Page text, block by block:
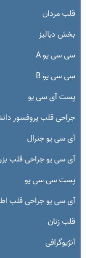
قلب مردان
بخش دیالیز
سی سی یو A
سی سی یو B
پست آی سی یو
جراحی قلب پروفسور
آی سی یو جنرال
آی سی یو جراحی قلب
پست سی سی یو
آی سی یو جراحی قلب
قلب زنان
آنژیوگرافی